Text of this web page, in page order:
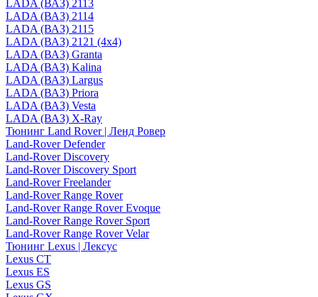
LADA (ВАЗ) 2113
LADA (ВАЗ) 2114
LADA (ВАЗ) 2115
LADA (ВАЗ) 2121 (4x4)
LADA (ВАЗ) Granta
LADA (ВАЗ) Kalina
LADA (ВАЗ) Largus
LADA (ВАЗ) Priora
LADA (ВАЗ) Vesta
LADA (ВАЗ) X-Ray
Тюнинг Land Rover | Ленд Ровер
Land-Rover Defender
Land-Rover Discovery
Land-Rover Discovery Sport
Land-Rover Freelander
Land-Rover Range Rover
Land-Rover Range Rover Evoque
Land-Rover Range Rover Sport
Land-Rover Range Rover Velar
Тюнинг Lexus | Лексус
Lexus CT
Lexus ES
Lexus GS